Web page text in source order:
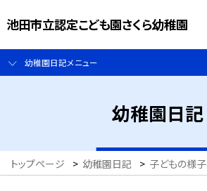
池田市立認定こども園さくら幼稚園
幼稚園日記メニュー
幼稚園日記
トップページ > 幼稚園日記 > 子どもの様子